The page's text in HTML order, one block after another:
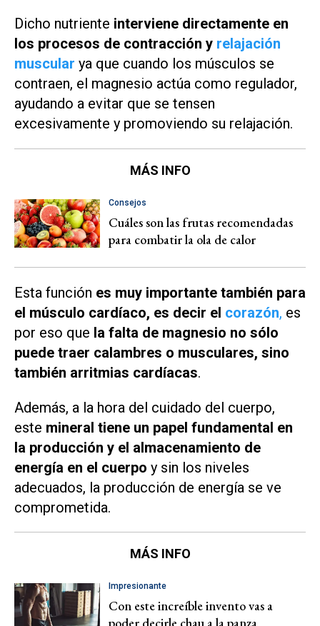
Dicho nutriente interviene directamente en
los procesos de contracción y relajación
muscular ya que cuando los músculos se
contraen, el magnesio actúa como regulador,
ayudando a evitar que se tensen
excesivamente y promoviendo su relajación.
MÁS INFO
Consejos
Cuáles son las frutas recomendadas
para combatir la ola de calor
Esta función es muy importante también para
el músculo cardíaco, es decir el corazón, es
por eso que la falta de magnesio no sólo
puede traer calambres o musculares, sino
también arritmias cardíacas.
Además, a la hora del cuidado del cuerpo,
este mineral tiene un papel fundamental en
la producción y el almacenamiento de
energía en el cuerpo y sin los niveles
adecuados, la producción de energía se ve
comprometida.
MÁS INFO
Impresionante
Con este increíble invento vas a